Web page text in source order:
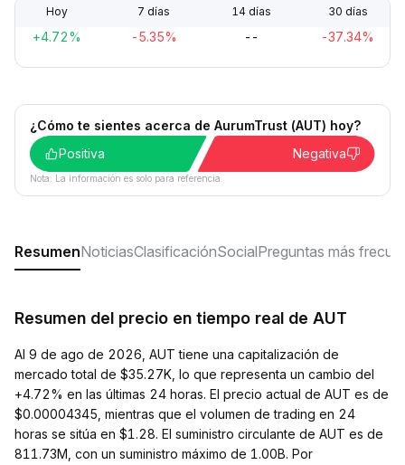
Hoy 7 días 14 días 30 días
+4.72% -5.35% -- -37.34%
¿Cómo te sientes acerca de AurumTrust (AUT) hoy?
Positiva
Negativa
Nota: La información es solo para referencia.
ResumenNoticiasClasificaciónSocialPreguntas más
Resumen del precio en tiempo real de AUT
Al 9 de ago de 2026, AUT tiene una capitalización de
mercado total de $35.27K, lo que representa un cambio del
+4.72% en las últimas 24 horas. El precio actual de AUT es de
$0.00004345, mientras que el volumen de trading en 24
horas se sitúa en $1.28. El suministro circulante de AUT es de
811.73M, con un suministro máximo de 1.00B. Por